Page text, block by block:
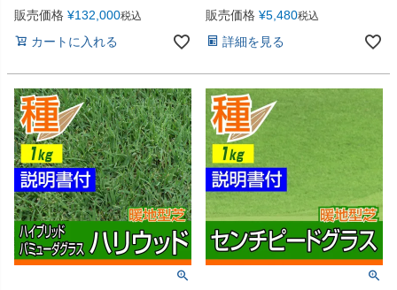
販売価格 ¥132,000税込
カートに入れる
販売価格 ¥5,480税込
詳細を見る